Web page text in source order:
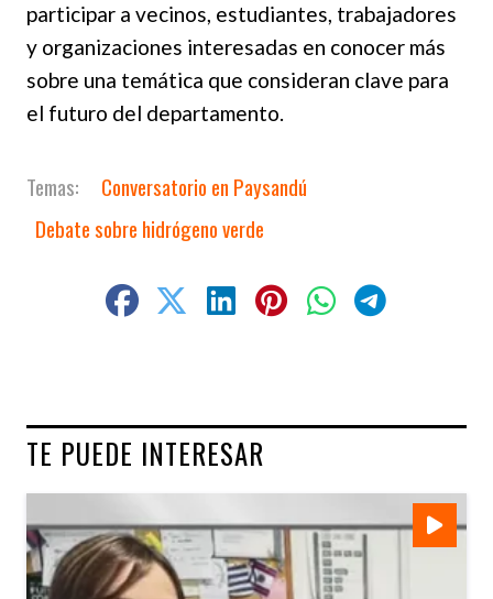
participar a vecinos, estudiantes, trabajadores
y organizaciones interesadas en conocer más
sobre una temática que consideran clave para
el futuro del departamento.
Conversatorio en Paysandú
Debate sobre hidrógeno verde
TE PUEDE INTERESAR